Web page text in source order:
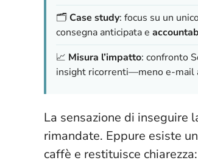
🗂️Case study: focus su un
consegna anticipata e
📈 Misura l’impatto: confronto
insight ricorrenti—meno e-mail
La sensazione di
rimandate. Eppure esiste un
caffè e restituisce